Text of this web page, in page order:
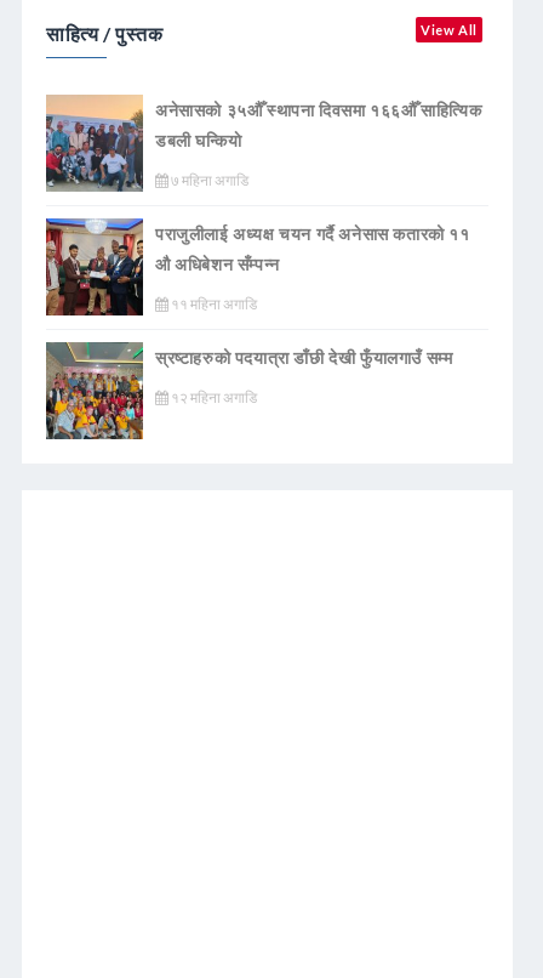
साहित्य / पुस्तक View All
अनेसासको ३५औँ स्थापना दिवसमा १६६औँ साहित्यिक
डबली घन्कियाे
७ महिना अगाडि
पराजुलीलाई अध्यक्ष चयन गर्दै अनेसास कतारको ११
औ अधिबेशन सँम्पन्न
११ महिना अगाडि
स्रष्टाहरुको पदयात्रा डाँछी देखी फुँयालगाउँ सम्म
१२ महिना अगाडि